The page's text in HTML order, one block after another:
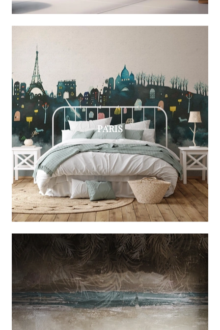
PARIS